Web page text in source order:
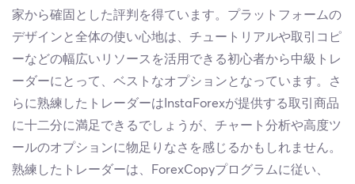
家から確固とした評判を得ています。プラットフォームの
デザインと全体の使い心地は、チュートリアルや取引コピ
ーなどの幅広いリソースを活用できる初心者から中級トレ
ーダーにとって、ベストなオプションとなっています。さ
らに熟練したトレーダーはInstaForexが提供する取引商品
に十二分に満足できるでしょうが、チャート分析や高度ツ
ールのオプションに物足りなさを感じるかもしれません。
熟練したトレーダーは、ForexCopyプログラムに従い、